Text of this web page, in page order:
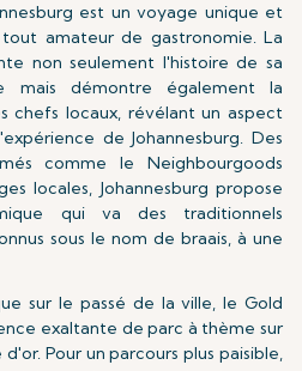
est un voyage unique et
amateur de gastronomie. La
non seulement l'histoire de sa
mais démontre également la
chefs locaux, révélant un aspect
de Johannesburg. Des
comme le Neighbourgoods
locales, Johannesburg propose
qui va des traditionnels
sous le nom de braais, à une
sur le passé de la ville, le Gold
exaltante de parc à thème sur
Pour un parcours plus paisible,